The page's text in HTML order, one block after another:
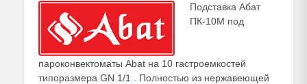
Подставка Абат
ПК-10М под
пароконвектоматы Abat на 10 гастроемкостей
типоразмера GN 1/1 . Полностью из нержавеющей